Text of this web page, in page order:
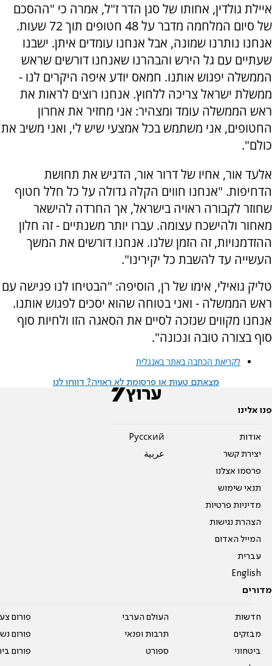
איילת גולדין, אחותו של סגן הדר ז"ל, אמרה כי "ההסכם
של סיום המלחמה מדבר על 48 חטופים תוך 72 שעות.
אנחנו נותרנו שמונה, אבל אנחנו עומדים איתן. ישבנו
שעתיים עם גל הירש והבהרנו שאנחנו דורשים שראש
הממשלה יפגוש אותנו. חמאס יודע איפה היקרים לנו -
ממשלת ישראל צריכה ללחוץ. אנחנו רוצים לראות את
ראש הממשלה עומד ומצהיר: אני מחזיר את אחרון
החטופים, אני משתמש בכל אמצעי שיש לי, ואני משיב את
כולם".
אלעד אור, אחיו של דרור אור, הדגיש את תחושת
הדחיפות. "אנחנו חווים הקלה גדולה על כל חלל חטוף
שחוזר לקבורה ראויה בישראל, אך החרדה להישאר
מאחור ולהישכח עצומה. עברו יותר משנתיים - זה חלון
ההזדמנויות, זה הזמן שלנו. אנחנו דורשים את המשך
העשייה עד להשבת כל יקירינו".
טליק גואילי, אימו של רן, הוסיפה: "הבטיחו לנו פגישה עם
ראש הממשלה - ואני בטוחה שהוא יסכים לפגוש אותנו.
אנחנו מקווים שנזכה לסיים את הסאגה הזו ולחיות סוף
סוף בצורה טובה ונכונה".
לקריאת הכתבה באתר באנגלית
מצאתם טעות או פרסומת לא ראויה? דווחו לנו
פנו אלינו
אודות
יצירת קשר
פרסמו אצלנו
תנאי שימוש
מדיניות פרטיות
הצהרת נגישות
המייל האדום
עברית
English
Pусский
عربية
מדורים
חדשות
מבזקים
ביטחוני
העולם הערבי
תרבות ופנאי
ספורט
פורום
פורום
פורום